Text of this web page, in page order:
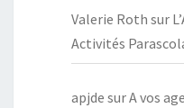
Valerie Roth sur
Activités
apjde surA vos